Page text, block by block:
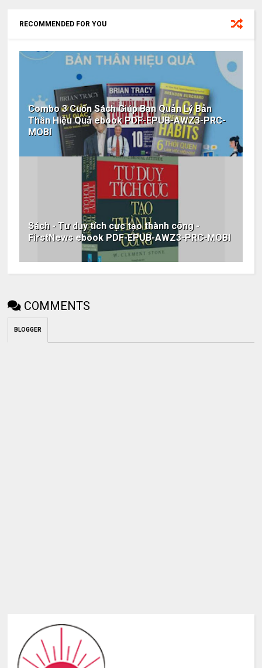
RECOMMENDED FOR YOU
Combo 3 Cuốn Sách Giúp Bạn Quản Lý Bản
Thân Hiệu Quả ebook PDF-EPUB-AWZ3-PRC-
MOBI
Sách - Tư duy tích cực tạo thành công -
FirstNews ebook PDF-EPUB-AWZ3-PRC-MOBI
COMMENTS
BLOGGER